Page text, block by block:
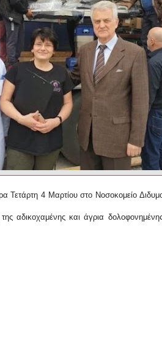
Τετάρτη 4 Μαρτίου στο Νοσοκομείο
αδικοχαμένης και άγρια